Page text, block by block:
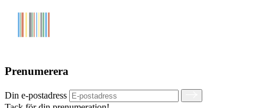
Prenumerera
Din e-postadress